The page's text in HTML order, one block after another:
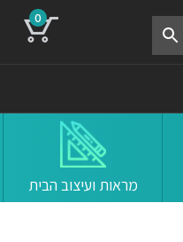
0
מראות ועיצוב הבית